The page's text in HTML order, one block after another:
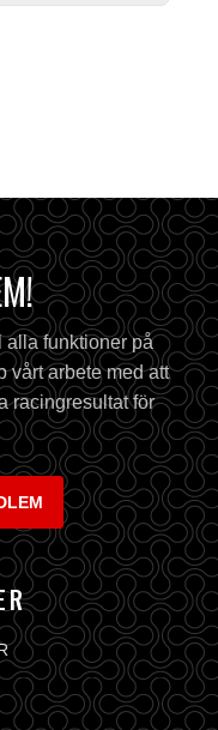
alla funktioner på
vårt arbete med att
racingresultat för